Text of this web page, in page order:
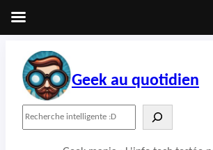
contenu
Geek au quotidien